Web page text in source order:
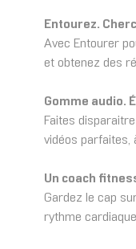
Entourez.
Avec Entourer
et obtenez des
Gomme audio.
Faites
vidéos parfaites,
Un coach
Gardez le cap
rythme